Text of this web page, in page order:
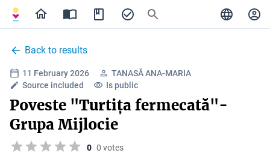
Back to results
11 February 2026
TANASĂ ANA-MARIA
Source included
Is public
Poveste "Turtița fermecată"-
Grupa Mijlocie
0 0 votes